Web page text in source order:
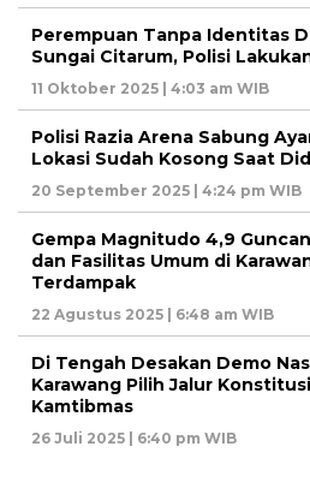
Perempuan Tanpa Identitas
Sungai Citarum, Polisi
11 Oktober 2025 | 4:03 am WIB
Polisi Razia Arena Sabung
Lokasi Sudah Kosong Saat
20 September 2025 | 4:24 pm WIB
Gempa Magnitudo 4,9
dan Fasilitas Umum di
Terdampak
22 Agustus 2025 | 6:48 am WIB
Di Tengah Desakan Demo
Karawang Pilih Jalur
Kamtibmas
26 Juli 2025 | 6:40 pm WIB